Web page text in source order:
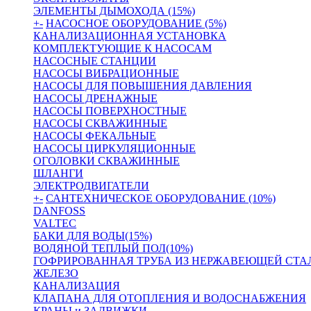
ЭЛЕМЕНТЫ ДЫМОХОДА (15%)
+- НАСОСНОЕ ОБОРУДОВАНИЕ (5%)
КАНАЛИЗАЦИОННАЯ УСТАНОВКА
КОМПЛЕКТУЮЩИЕ К НАСОСАМ
НАСОСНЫЕ СТАНЦИИ
НАСОСЫ ВИБРАЦИОННЫЕ
НАСОСЫ ДЛЯ ПОВЫШЕНИЯ ДАВЛЕНИЯ
НАСОСЫ ДРЕНАЖНЫЕ
НАСОСЫ ПОВЕРХНОСТНЫЕ
НАСОСЫ СКВАЖИННЫЕ
НАСОСЫ ФЕКАЛЬНЫЕ
НАСОСЫ ЦИРКУЛЯЦИОННЫЕ
ОГОЛОВКИ СКВАЖИННЫЕ
ШЛАНГИ
ЭЛЕКТРОДВИГАТЕЛИ
+- САНТЕХНИЧЕСКОЕ ОБОРУДОВАНИЕ (10%)
DANFOSS
VALTEC
БАКИ ДЛЯ ВОДЫ(15%)
ВОДЯНОЙ ТЕПЛЫЙ ПОЛ(10%)
ГОФРИРОВАННАЯ ТРУБА ИЗ НЕРЖАВЕЮЩЕЙ
ЖЕЛЕЗО
КАНАЛИЗАЦИЯ
КЛАПАНА ДЛЯ ОТОПЛЕНИЯ И ВОДОСНАБЖЕНИЯ